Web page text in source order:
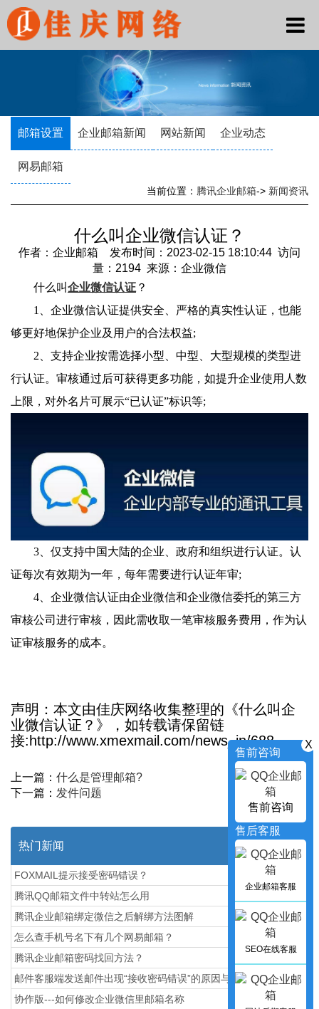
邮箱设置 企业邮箱新闻 网站新闻 企业动态
网易邮箱
当前位置： 腾讯企业邮箱-> 新闻资讯
什么叫企业微信认证？
作者：企业邮箱 发布时间：2023-02-15 18:10:44 访问
量：2194 来源：企业微信
什么叫企业微信认证 ？
1、企业微信认证提供安全、严格的真实性认证，也能
够更好地保护企业及用户的合法权益;
2、支持企业按需选择小型、中型、大型规模的类型进
行认证。审核通过后可获得更多功能，如提升企业使用人数
上限，对外名片可展示“已认证”标识等;
3、仅支持中国大陆的企业、政府和组织进行认证。认
证每次有效期为一年，每年需要进行认证年审;
4、企业微信认证由企业微信和企业微信委托的第三方
审核公司进行审核，因此需收取一笔审核服务费用，作为认
证审核服务的成本。
声明：本文由佳庆网络收集整理的《什么叫企
业微信认证？》，如转载请保留链
接:http://www.xmexmail.com/news_in/688
上一篇： 什么是管理邮箱?
下一篇： 发件问题
热门新闻
FOXMAIL提示接受密码错误？
腾讯QQ邮箱文件中转站怎么用
腾讯企业邮箱绑定微信之后解绑方法图解
怎么查手机号名下有几个网易邮箱？
腾讯企业邮箱密码找回方法？
邮件客服端发送邮件出现“接收密码错误”的原因与解决方法!
协作版---如何修改企业微信里邮箱名称
X
售前咨询
售前咨询
售后客服
企业邮箱客服
SEO在线客服